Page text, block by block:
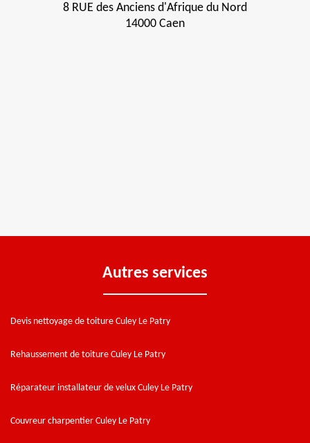
8 RUE des Anciens d'Afrique du Nord
14000 Caen
Autres services
Devis nettoyage de toiture Culey Le Patry
Rehaussement de toiture Culey Le Patry
Réparateur installateur de velux Culey Le Patry
Couvreur charpentier Culey Le Patry